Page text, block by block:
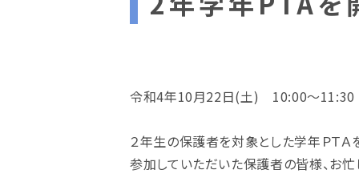
令和4年10月22日(土) 10:00～
２年生の保護者を対象とした学年ＰＴＡ
参加していただいた保護者の皆様、お